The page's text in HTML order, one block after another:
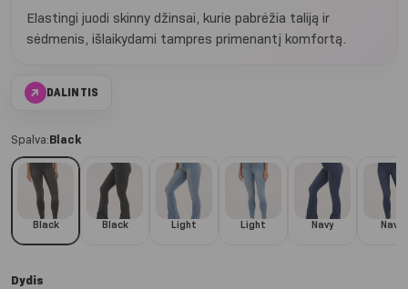
Elastingi juodi skinny džinsai, kurie pabrėžia taliją ir
sėdmenis, išlaikydami tampres primenantį komfortą.
↗ DALINTIS
Spalva:Black
Black Black Light Light Navy Navy
Dydis